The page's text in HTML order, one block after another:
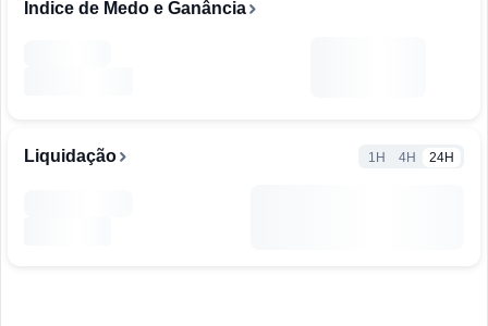
Índice de Medo e Ganância
Liquidação 1H 4H 24H